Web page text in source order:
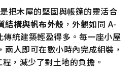
把木屋的堅固與帳篷的靈活合
結構與帆布外殼 ，外觀如同 A-
統建築輕盈得多。每一座小屋
，兩人即可在數小時內完成組裝，
，減少了對土地的負擔。